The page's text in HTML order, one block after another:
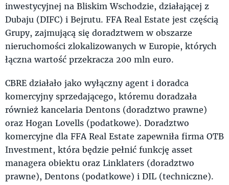
inwestycyjnej na Bliskim Wschodzie, działającej z
Dubaju (DIFC) i Bejrutu. FFA Real Estate jest częścią
Grupy, zajmującą się doradztwem w obszarze
nieruchomości zlokalizowanych w Europie, których
łączna wartość przekracza 200 mln euro.
CBRE działało jako wyłączny agent i doradca
komercyjny sprzedającego, któremu doradzała
również kancelaria Dentons (doradztwo prawne)
oraz Hogan Lovells (podatkowe). Doradztwo
komercyjne dla FFA Real Estate zapewniła firma OTB
Investment, która będzie pełnić funkcję asset
managera obiektu oraz Linklaters (doradztwo
prawne), Dentons (podatkowe) i DIL (techniczne).